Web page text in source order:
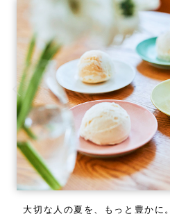
大切な人の夏を、もっと豊かに。